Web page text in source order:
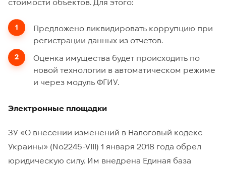
стоимости объектов. Для этого:
Предложено ликвидировать коррупцию при
регистрации данных из отчетов.
Оценка имущества будет происходить по
новой технологии в автоматическом режиме
и через модуль ФГИУ.
Электронные площадки
ЗУ «О внесении изменений в Налоговый кодекс
Украины» (No2245-VIII) 1 января 2018 года обрел
юридическую силу. Им внедрена Единая база